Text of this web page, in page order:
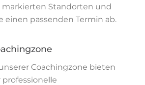
markierten Standorten und
einen passenden Termin ab.
Coachingzone bieten
professionelle